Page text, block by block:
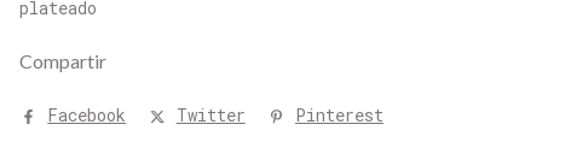
plateado
Compartir
Facebook Twitter Pinterest